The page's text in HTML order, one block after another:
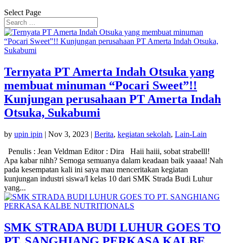
Select Page
Ternyata PT Amerta Indah Otsuka yang
membuat minuman “Pocari Sweet”!!
Kunjungan perusahaan PT Amerta Indah
Otsuka, Sukabumi
by upin ipin | Nov 3, 2023 | Berita, kegiatan sekolah, Lain-Lain
Penulis : Jean Veldman Editor : Dira Haii haiii, sobat strabelll!
Apa kabar nihh? Semoga semuanya dalam keadaan baik yaaaa! Nah
pada kesempatan kali ini saya mau menceritakan kegiatan
kunjungan industri siswa/I kelas 10 dari SMK Strada Budi Luhur
yang...
SMK STRADA BUDI LUHUR GOES TO